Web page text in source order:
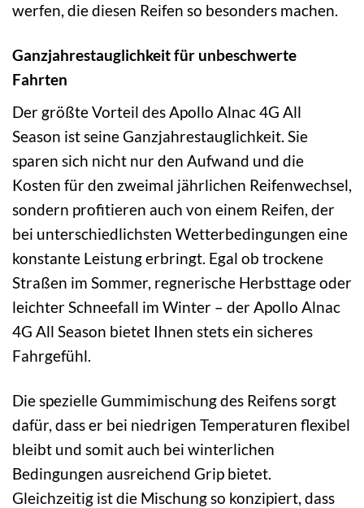
werfen, die diesen Reifen so besonders machen.
Ganzjahrestauglichkeit für unbeschwerte
Fahrten
Der größte Vorteil des Apollo Alnac 4G All
Season ist seine Ganzjahrestauglichkeit. Sie
sparen sich nicht nur den Aufwand und die
Kosten für den zweimal jährlichen Reifenwechsel,
sondern profitieren auch von einem Reifen, der
bei unterschiedlichsten Wetterbedingungen eine
konstante Leistung erbringt. Egal ob trockene
Straßen im Sommer, regnerische Herbsttage oder
leichter Schneefall im Winter – der Apollo Alnac
4G All Season bietet Ihnen stets ein sicheres
Fahrgefühl.
Die spezielle Gummimischung des Reifens sorgt
dafür, dass er bei niedrigen Temperaturen flexibel
bleibt und somit auch bei winterlichen
Bedingungen ausreichend Grip bietet.
Gleichzeitig ist die Mischung so konzipiert, dass